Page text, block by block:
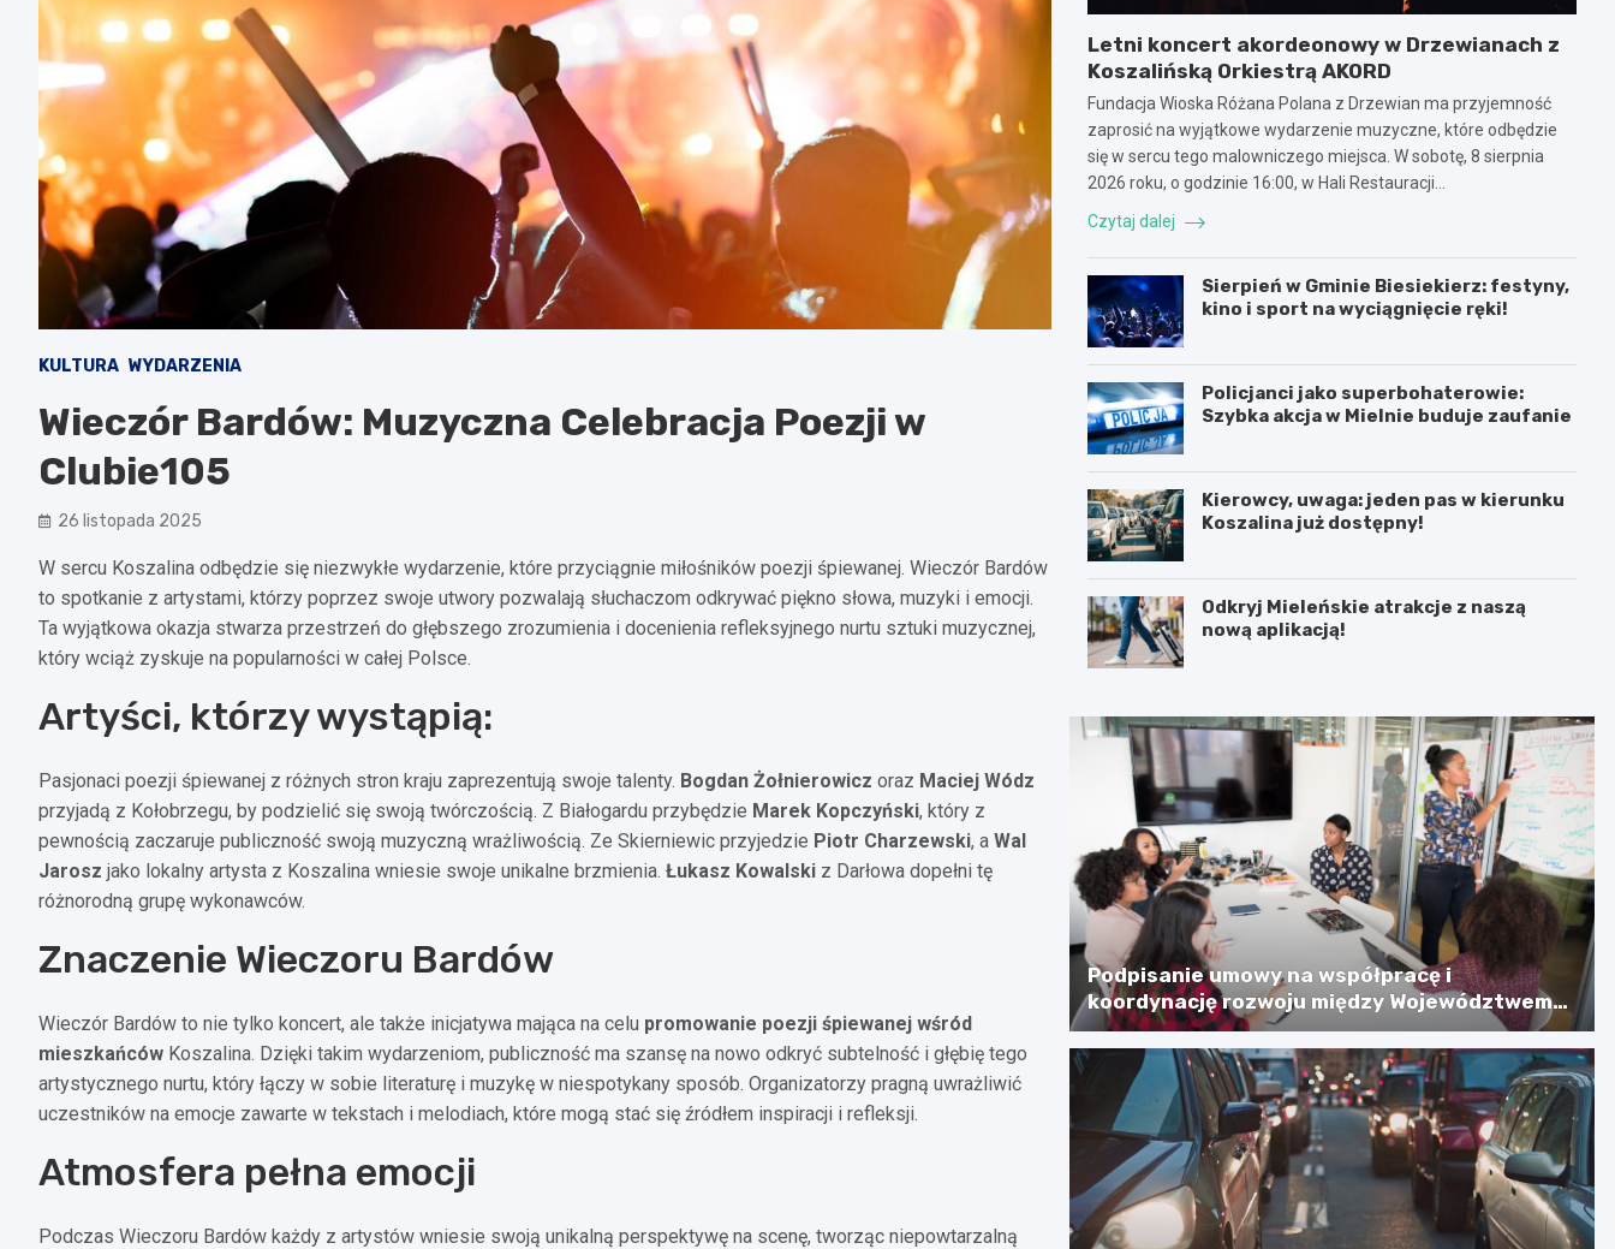
KULTURA WYDARZENIA
Wieczór Bardów: Muzyczna Celebracja Poezji w
Clubie105
26 listopada 2025
W sercu Koszalina odbędzie się niezwykłe wydarzenie, które przyciągnie miłośników poezji śpiewanej. Wieczór Bardów
to spotkanie z artystami, którzy poprzez swoje utwory pozwalają słuchaczom odkrywać piękno słowa, muzyki i emocji.
Ta wyjątkowa okazja stwarza przestrzeń do głębszego zrozumienia i docenienia refleksyjnego nurtu sztuki muzycznej,
który wciąż zyskuje na popularności w całej Polsce.
Artyści, którzy wystąpią:
Pasjonaci poezji śpiewanej z różnych stron kraju zaprezentują swoje talenty. Bogdan Żołnierowicz oraz Maciej Wódz
przyjadą z Kołobrzegu, by podzielić się swoją twórczością. Z Białogardu przybędzie Marek Kopczyński, który z
pewnością zaczaruje publiczność swoją muzyczną wrażliwością. Ze Skierniewic przyjedzie Piotr Charzewski, a Wal
Jarosz jako lokalny artysta z Koszalina wniesie swoje unikalne brzmienia. Łukasz Kowalski z Darłowa dopełni tę
różnorodną grupę wykonawców.
Znaczenie Wieczoru Bardów
Wieczór Bardów to nie tylko koncert, ale także inicjatywa mająca na celu promowanie poezji śpiewanej wśród
mieszkańców Koszalina. Dzięki takim wydarzeniom, publiczność ma szansę na nowo odkryć subtelność i głębię tego
artystycznego nurtu, który łączy w sobie literaturę i muzykę w niespotykany sposób. Organizatorzy pragną uwrażliwić
uczestników na emocje zawarte w tekstach i melodiach, które mogą stać się źródłem inspiracji i refleksji.
Atmosfera pełna emocji
Podczas Wieczoru Bardów każdy z artystów wniesie swoją unikalną perspektywę na scenę, tworząc niepowtarzalną
Letni koncert akordeonowy w Drzewianach z
Koszalińską Orkiestrą AKORD
Fundacja Wioska Różana Polana z Drzewian ma przyjemność
zaprosić na wyjątkowe wydarzenie muzyczne, które odbędzie
się w sercu tego malowniczego miejsca. W sobotę, 8 sierpnia
2026 roku, o godzinie 16:00, w Hali Restauracji…
Czytaj dalej
Sierpień w Gminie Biesiekierz: festyny,
kino i sport na wyciągnięcie ręki!
Policjanci jako superbohaterowie:
Szybka akcja w Mielnie buduje zaufanie
Kierowcy, uwaga: jeden pas w kierunku
Koszalina już dostępny!
Odkryj Mieleńskie atrakcje z naszą
nową aplikacją!
Podpisanie umowy na współpracę i
koordynację rozwoju między Województwem
Zachodniopomorskim a Gminą Miastem
Koszalin